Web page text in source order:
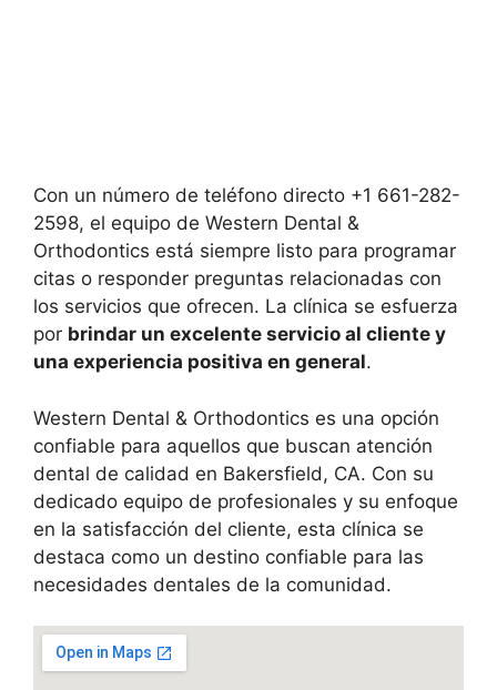
Con un número de teléfono directo +1 661-282-
2598, el equipo de Western Dental &
Orthodontics está siempre listo para programar
citas o responder preguntas relacionadas con
los servicios que ofrecen. La clínica se esfuerza
por brindar un excelente servicio al cliente y
una experiencia positiva en general.
Western Dental & Orthodontics es una opción
confiable para aquellos que buscan atención
dental de calidad en Bakersfield, CA. Con su
dedicado equipo de profesionales y su enfoque
en la satisfacción del cliente, esta clínica se
destaca como un destino confiable para las
necesidades dentales de la comunidad.